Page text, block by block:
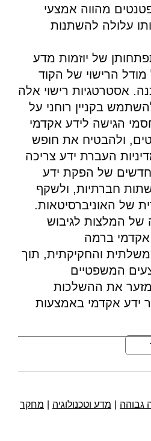
מהווה אמצעי
עלולה להשתנות
של יוזמות מדע
הרישוי של הקוד
אסטרטגיות רישוי אלה
בקניין רוחני על
הגישה לידע אקדמי
ולהבטיח את חופש
העברת ידע צריכה
של הפקת ידע
חברתיות, ולשקף
של האוניברסיטאות.
של המלצות לגיבוש
אקדמי ברמה
והחקיקתית, תוך
המשפטיים
את ההשלכות
ידע אקדמי באמצעות
גבוהה מדע וטכנולוגיה
מחקר